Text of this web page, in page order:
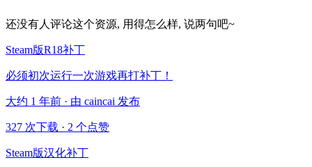
还没有人评论这个资源, 用得怎么样, 说两句吧~
Steam版R18补丁
必须初次运行一次游戏再打补丁！
大约 1 年前 · 由 caincai 发布
327 次下载 · 2 个点赞
Steam版汉化补丁